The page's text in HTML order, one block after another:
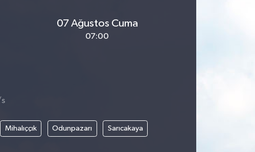
07 Ağustos Cuma
07:00
Mihalıççık Odunpazarı Sarıcakaya